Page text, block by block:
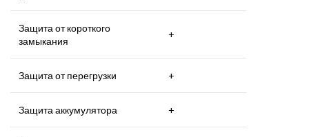
Защита от короткого
замыкания
+
Защита от перегрузки +
Защита аккумулятора +